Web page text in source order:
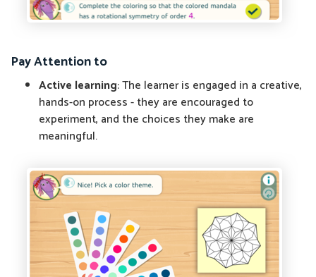
Pay Attention to
Active learning: The learner is engaged in a creative,
hands-on process - they are encouraged to
experiment, and the choices they make are
meaningful.